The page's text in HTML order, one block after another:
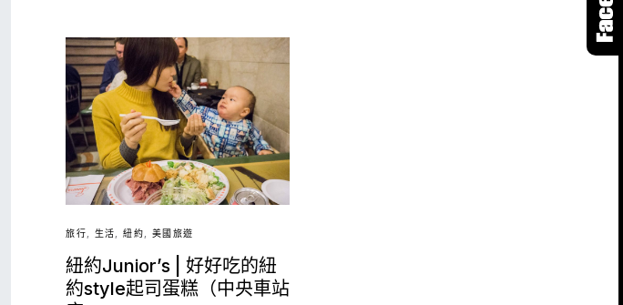
旅行 生活 紐約 美國旅遊
紐約Junior’s | 好好吃的紐
約style起司蛋糕（中央車站